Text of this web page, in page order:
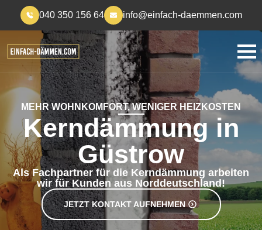
040 350 156 64 info@einfach-daemmen.com
MEHR WOHNKOMFORT, WENIGER HEIZKOSTEN
Kerndämmung in
Güstrow
Als Fachpartner für die Kerndämmung arbeiten
wir für Kunden aus Norddeutschland!
JETZT KONTAKT AUFNEHMEN